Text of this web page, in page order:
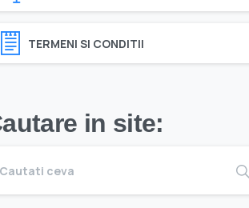
TERMENI SI CONDITII
in site: